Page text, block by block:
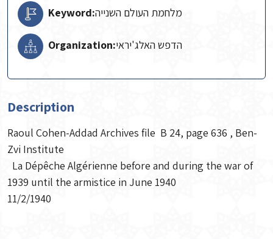
Keyword:מלחמת העולם השנייה
Organization:הדפש האלג'יראי
Description
Raoul Cohen-Addad Archives file B 24, page 636 , Ben-
Zvi Institute
La Dépêche Algérienne before and during the war of
1939 until the armistice in June 1940
11/2/1940